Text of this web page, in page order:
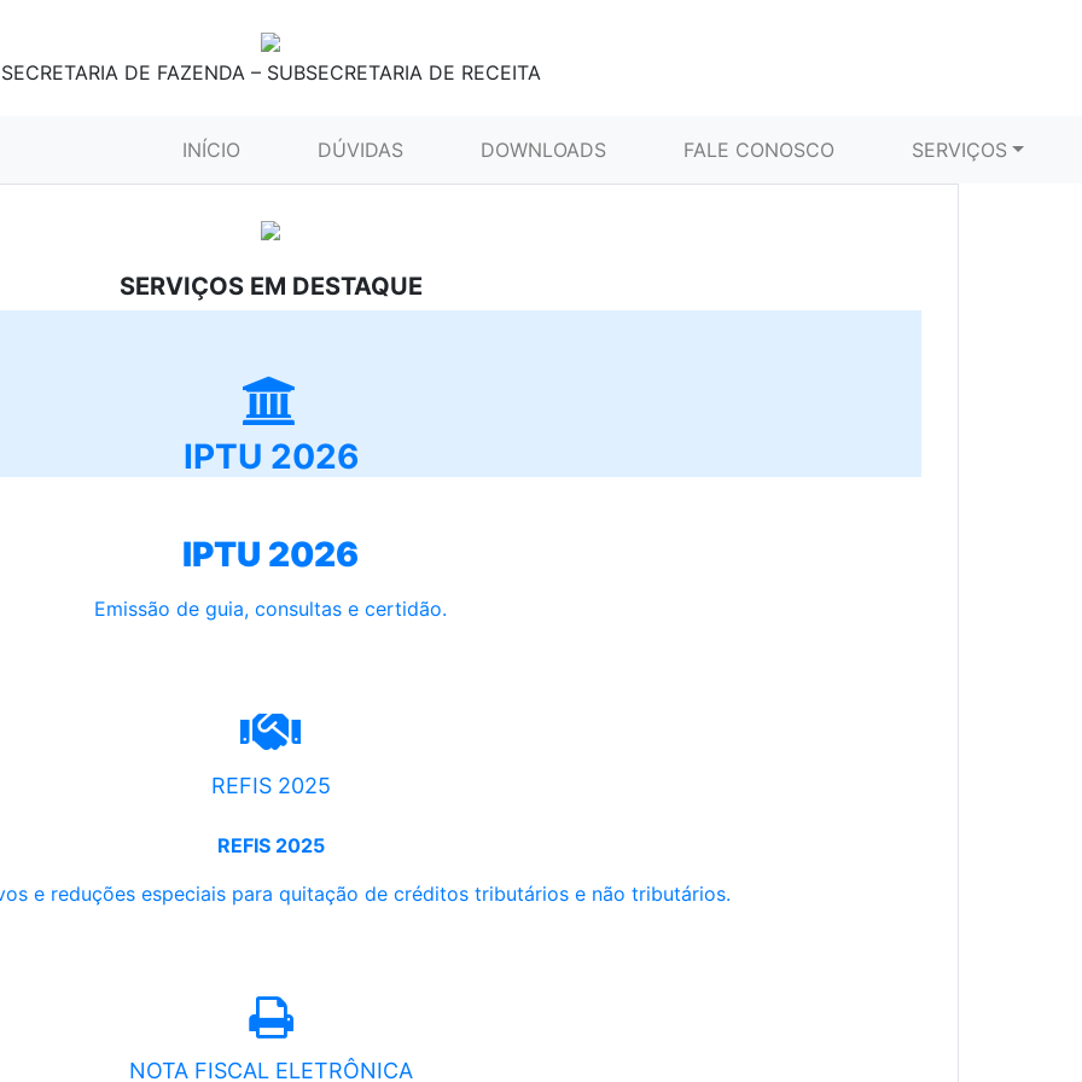
SECRETARIA DE FAZENDA – SUBSECRETARIA DE RECEITA
INÍCIO (CURRENT)DÚVIDAS DOWNLOADS FALE CONOSCO SERVIÇOS
SERVIÇOS EM DESTAQUE
IPTU 2026
IPTU 2026
Emissão de guia, consultas e certidão.
REFIS 2025
REFIS 2025
e reduções especiais para quitação de créditos tributários e não tributários.
NOTA FISCAL ELETRÔNICA